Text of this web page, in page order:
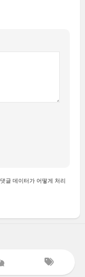
댓글 데이터가 어떻게 처리